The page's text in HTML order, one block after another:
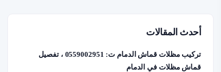
أحدث المقالات
تركيب مظلات قماش الدمام ت: 0559002951 ، تفصيل
قماش مظلات في الدمام